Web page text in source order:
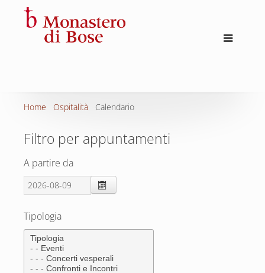
Home Ospitalità Calendario
Filtro per appuntamenti
A partire da
Tipologia